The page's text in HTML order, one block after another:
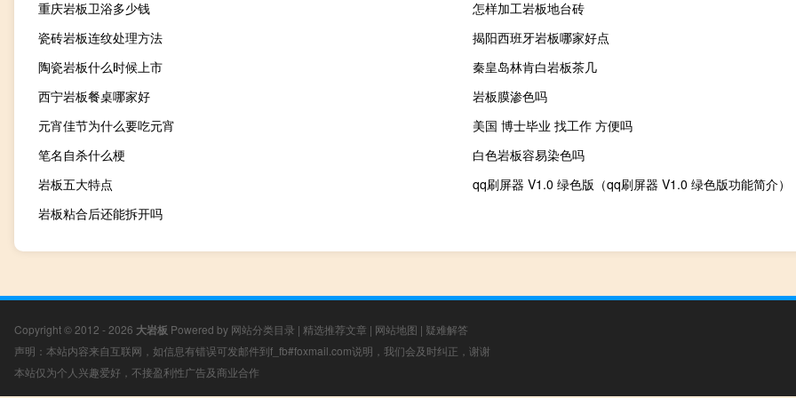
重庆岩板卫浴多少钱
怎样加工岩板地台砖
瓷砖岩板连纹处理方法
揭阳西班牙岩板哪家好点
陶瓷岩板什么时候上市
秦皇岛林肯白岩板茶几
西宁岩板餐桌哪家好
岩板膜渗色吗
元宵佳节为什么要吃元宵
美国 博士毕业 找工作 方便吗
笔名自杀什么梗
白色岩板容易染色吗
岩板五大特点
qq刷屏器 V1.0 绿色版（qq刷屏器 V1.0 绿色版功能简介）
岩板粘合后还能拆开吗
Copyright © 2012 - 2026 大岩板 Powered by 网站分类目录 | 精选推荐文章 | 网站地图 | 疑难解答
声明：本站内容来自互联网，如信息有错误可发邮件到f_fb#foxmail.com说明，我们会及时纠正，谢谢
本站仅为个人兴趣爱好，不接盈利性广告及商业合作